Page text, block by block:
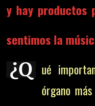
y hay productos
sentimos la
¿Q ué
órgano